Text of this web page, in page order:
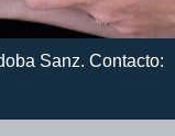
Sanz. Contacto: